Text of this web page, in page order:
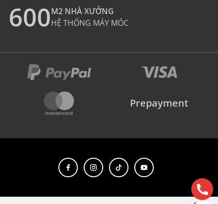
600M2 NHÀ XƯỞNG
HỆ THỐNG MÁY MÓC
Prepayment